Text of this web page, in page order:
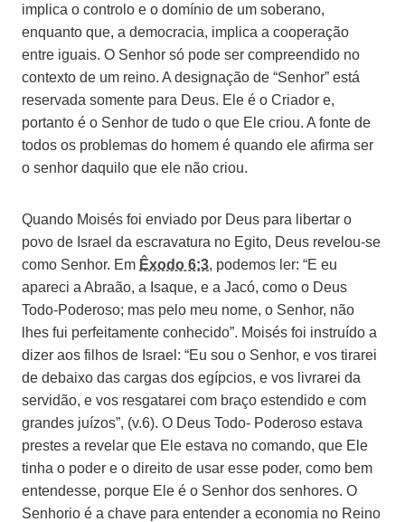
implica o controlo e o domínio de um soberano,
enquanto que, a democracia, implica a cooperação
entre iguais. O Senhor só pode ser compreendido no
contexto de um reino. A designação de “Senhor” está
reservada somente para Deus. Ele é o Criador e,
portanto é o Senhor de tudo o que Ele criou. A fonte de
todos os problemas do homem é quando ele afirma ser
o senhor daquilo que ele não criou.
Quando Moisés foi enviado por Deus para libertar o
povo de Israel da escravatura no Egito, Deus revelou-se
como Senhor. Em Êxodo 6:3, podemos ler: “E eu
apareci a Abraão, a Isaque, e a Jacó, como o Deus
Todo-Poderoso; mas pelo meu nome, o Senhor, não
lhes fui perfeitamente conhecido”. Moisés foi instruído a
dizer aos filhos de Israel: “Eu sou o Senhor, e vos tirarei
de debaixo das cargas dos egípcios, e vos livrarei da
servidão, e vos resgatarei com braço estendido e com
grandes juízos”, (v.6). O Deus Todo- Poderoso estava
prestes a revelar que Ele estava no comando, que Ele
tinha o poder e o direito de usar esse poder, como bem
entendesse, porque Ele é o Senhor dos senhores. O
Senhorio é a chave para entender a economia no Reino